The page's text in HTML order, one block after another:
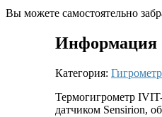
Вы можете самостоятельно
Информация
Категория:
Термогигрометр
датчиком Sensirion,